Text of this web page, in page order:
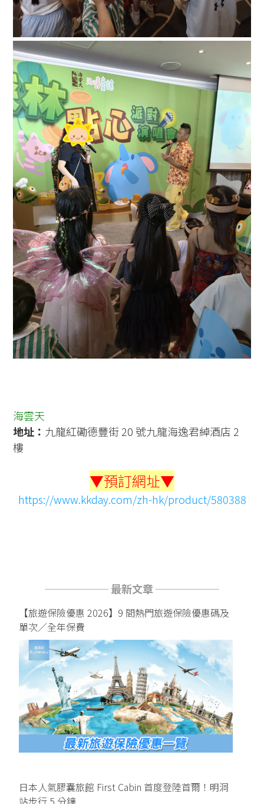
海雲天
地址： 九龍紅磡德豐街 20 號九龍海逸君綽酒店 2
樓
▼預訂網址▼
https://www.kkday.com/zh-hk/product/580388
────── 最新文章 ──────
【旅遊保險優惠 2026】9 間熱門旅遊保險優惠碼及
單次／全年保費
日本人氣膠囊旅館 First Cabin 首度登陸首爾！明洞
站步行 5 分鐘